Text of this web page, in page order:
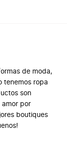
de moda,
tenemos ropa
son
amor por
boutiques